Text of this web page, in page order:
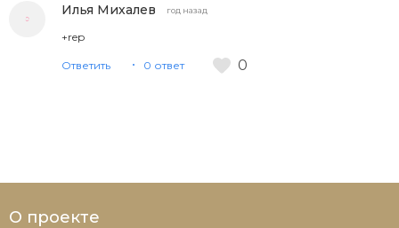
Илья Михалев год назад
+rep
Ответить 0 ответ 0
О проекте